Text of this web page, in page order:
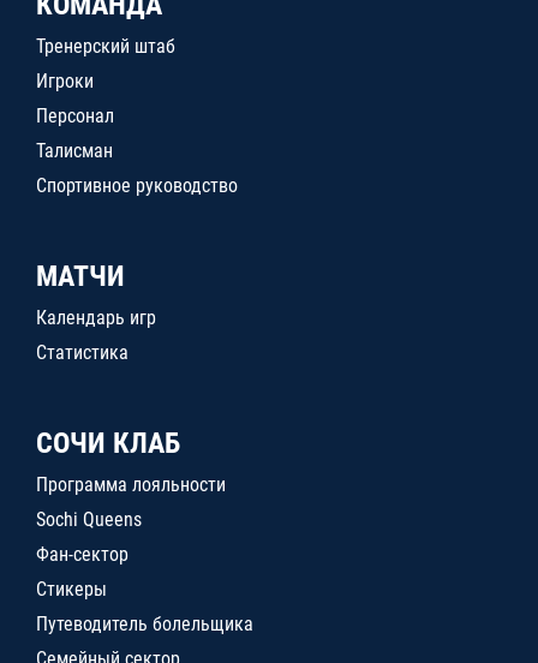
Тренерский штаб
Игроки
Персонал
Талисман
Спортивное руководство
МАТЧИ
Календарь игр
Статистика
СОЧИ КЛАБ
Программа лояльности
Sochi Queens
Фан-сектор
Стикеры
Путеводитель болельщика